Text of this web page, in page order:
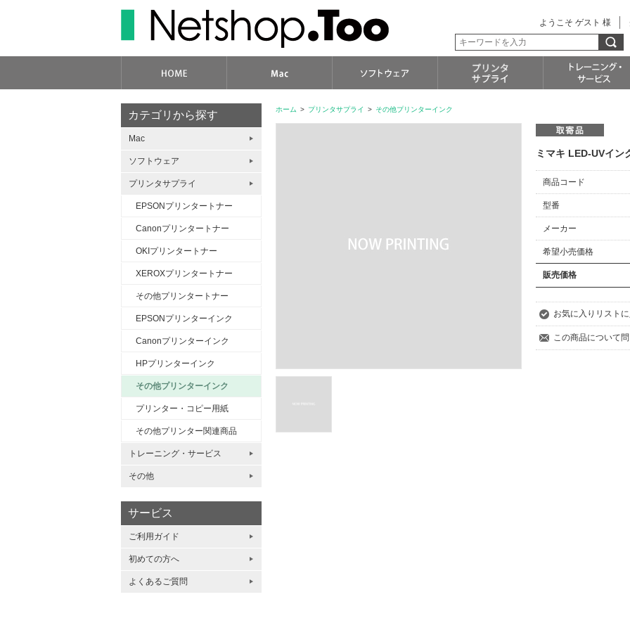
ようこそ ゲスト 様
ホーム > プリンタサプライ > その他プリンターインク
ミマキ LED-UVイ
商品コード
型番
メーカー
希望小売価格
販売価格
お気に入りリスト
この商品について
カテゴリから探す
Mac
ソフトウェア
プリンタサプライ
EPSONプリンタートナー
Canonプリンタートナー
OKIプリンタートナー
XEROXプリンタートナー
その他プリンタートナー
EPSONプリンターインク
Canonプリンターインク
HPプリンターインク
その他プリンターインク
プリンター・コピー用紙
その他プリンター関連商品
トレーニング・サービス
その他
サービス
ご利用ガイド
初めての方へ
よくあるご質問